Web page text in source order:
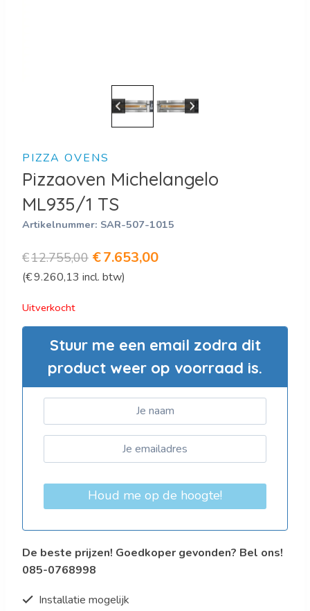
PIZZA OVENS
Pizzaoven Michelangelo
ML935/1 TS
Artikelnummer: SAR-507-1015
€12.755,00 Oorspronkelijke
prijs
€12.755,00.
€7.653,00Huidige
€7.653,00.
(€9.260,13 incl. btw)
Uitverkocht
Stuur me een email zodra dit
product weer op voorraad is.
Houd me op de hoogte!
De beste prijzen! Goedkoper gevonden? Bel ons!
085-0768998
Installatie mogelijk